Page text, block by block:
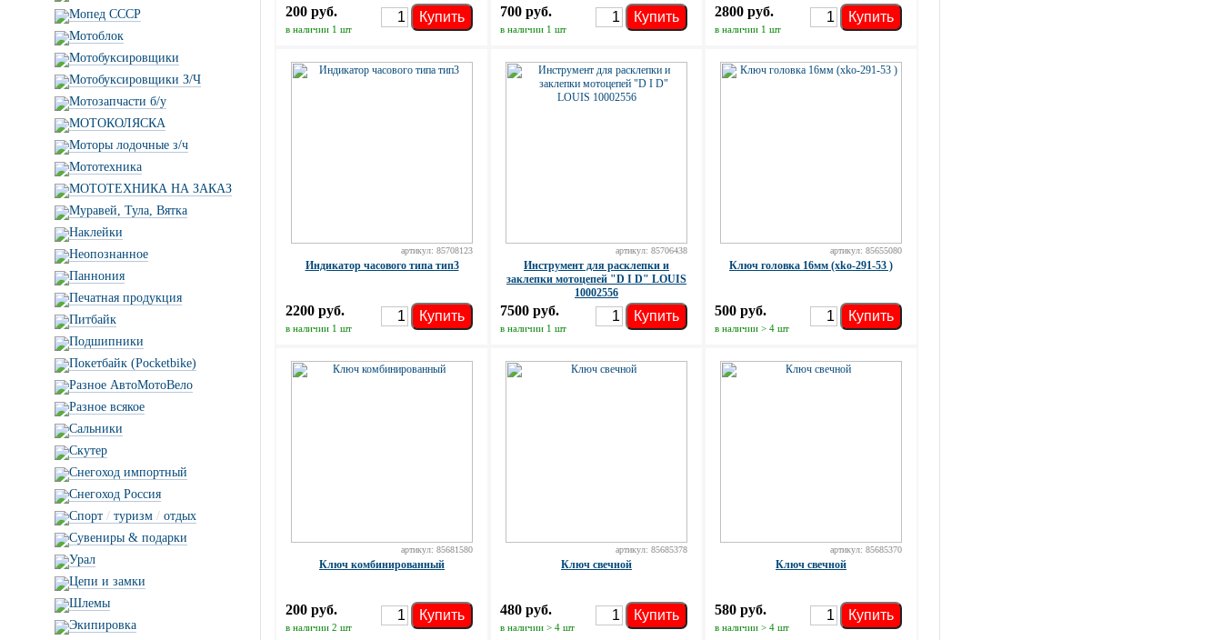
Мопед СССР
Мотоблок
Мотобуксировщики
Мотобуксировщики З/Ч
Мотозапчасти б/у
МОТОКОЛЯСКА
Моторы лодочные з/ч
Мототехника
МОТОТЕХНИКА НА ЗАКАЗ
Муравей, Тула, Вятка
Наклейки
Неопознанное
Паннония
Печатная продукция
Питбайк
Подшипники
Покетбайк (Pocketbike)
Разное АвтоМотоВело
Разное всякое
Сальники
Скутер
Снегоход импортный
Снегоход Россия
Спорт / туризм / отдых
Сувениры & подарки
Урал
Цепи и замки
Шлемы
Экипировка
200 руб.
в наличии 1 шт
Купить 700 руб.
в наличии 1 шт
Купить 2800 руб.
в наличии 1 шт
Купить
артикул: 85708123
Индикатор часового типа тип3
2200 руб.
в наличии 1 шт
Купить
артикул: 85706438
Инструмент для расклепки и
заклепки мотоцепей "D I D" LOUIS
10002556
7500 руб.
в наличии 1 шт
Купить
артикул: 85655080
Ключ головка 16мм (xko-291-53 )
500 руб.
в наличии > 4 шт
Купить
артикул: 85681580
Ключ комбинированный
200 руб.
в наличии 2 шт
Купить
артикул: 85685378
Ключ свечной
480 руб.
в наличии > 4 шт
Купить
артикул: 85685370
Ключ свечной
580 руб.
в наличии > 4 шт
Купить